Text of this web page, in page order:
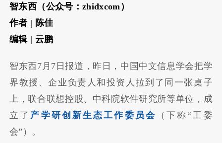
智东西（公众号：zhidxcom）
作者 | 陈佳
编辑 | 云鹏
智东西7月7日报道，昨日，中国中文信息学会把学
界教授、企业负责人和投资人拉到了同一张桌子
上，联合联想控股、中科院软件研究所等单位，成
立了 产学研创新生态工作委员会 （下称“工委
会”）。